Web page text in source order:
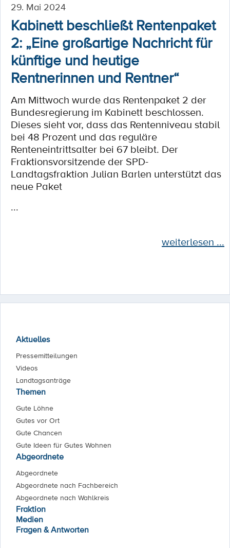
29. Mai 2024
Kabinett beschließt Rentenpaket
2: „Eine großartige Nachricht für
künftige und heutige
Rentnerinnen und Rentner“
Am Mittwoch wurde das Rentenpaket 2 der
Bundesregierung im Kabinett beschlossen.
Dieses sieht vor, dass das Rentenniveau stabil
bei 48 Prozent und das reguläre
Renteneintrittsalter bei 67 bleibt. Der
Fraktionsvorsitzende der SPD-
Landtagsfraktion Julian Barlen unterstützt das
neue Paket
...
weiterlesen ...
Aktuelles
Pressemitteilungen
Videos
Landtagsanträge
Themen
Gute Löhne
Gutes vor Ort
Gute Chancen
Gute Ideen für Gutes Wohnen
Abgeordnete
Abgeordnete
Abgeordnete nach Fachbereich
Abgeordnete nach Wahlkreis
Fraktion
Medien
Fragen & Antworten